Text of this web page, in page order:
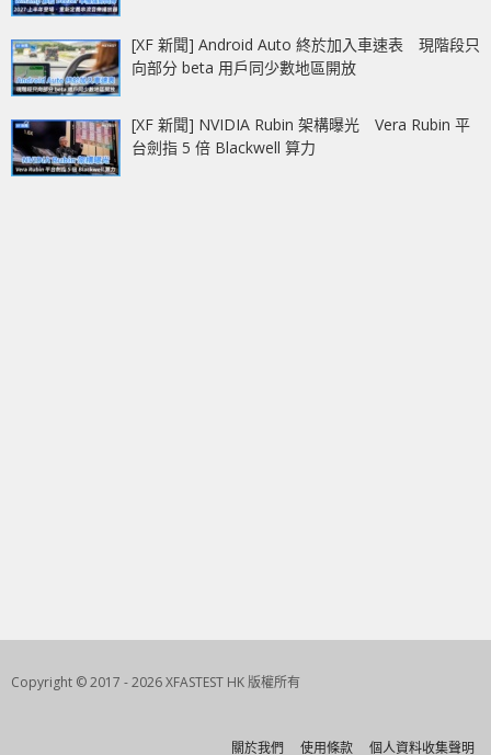
[XF 新聞] Android Auto 終於加入車速表 現階段只
向部分 beta 用戶同少數地區開放
[XF 新聞] NVIDIA Rubin 架構曝光 Vera Rubin 平
台劍指 5 倍 Blackwell 算力
Copyright © 2017 - 2026 XFASTEST HK 版權所有
關於我們 使用條款 個人資料收集聲明